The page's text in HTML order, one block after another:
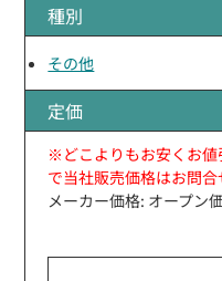
種別
その他
定価
※どこよりもお安くお値
で当社販売価格はお問合
メーカー価格: オープン